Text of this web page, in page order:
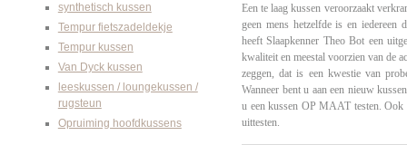
synthetisch kussen
Tempur fietszadeldekje
Tempur kussen
Van Dyck kussen
leeskussen / loungekussen /
rugsteun
Opruiming hoofdkussens
Een te laag kussen veroorzaakt
geen mens hetzelfde is en iedereen
heeft Slaapkenner Theo Bot een
kwaliteit en meestal voorzien van de
zeggen, dat is een kwestie van
Wanneer bent u aan een nieuw
u een kussen OP MAAT testen. Ook
uittesten.